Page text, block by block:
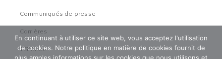
Communiqués de presse
Carrières
TEFCircle
En continuant à utiliser ce site web, vous acceptez l'utilisation
de cookies. Notre politique en matière de cookies fournit de